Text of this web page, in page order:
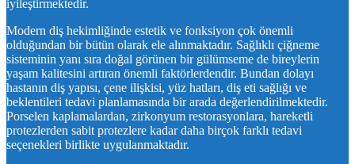
iyileştirmektedir.
Modern diş hekimliğinde estetik ve fonksiyon çok önemli
olduğundan bir bütün olarak ele alınmaktadır. Sağlıklı çiğneme
sisteminin yanı sıra doğal görünen bir gülümseme de bireylerin
yaşam kalitesini artıran önemli faktörlerdendir. Bundan dolayı
hastanın diş yapısı, çene ilişkisi, yüz hatları, diş eti sağlığı ve
beklentileri tedavi planlamasında bir arada değerlendirilmektedir.
Porselen kaplamalardan, zirkonyum restorasyonlara, hareketli
protezlerden sabit protezlere kadar daha birçok farklı tedavi
seçenekleri birlikte uygulanmaktadır.